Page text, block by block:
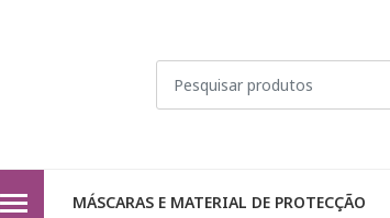
MÁSCARAS E MATERIAL DE PROTECÇÃO